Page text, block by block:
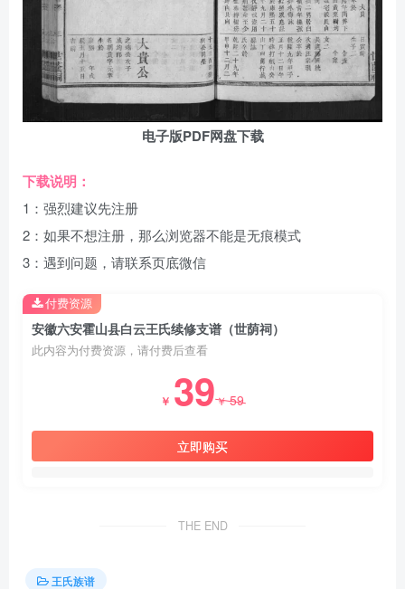
电子版PDF网盘下载
下载说明：
1：强烈建议先注册
2：如果不想注册，那么浏览器不能是无痕模式
3：遇到问题，请联系页底微信
安徽六安霍山县白云王氏续修支谱（世荫祠）
此内容为付费资源，请付费后查看
￥ 39￥59
立即购买
付费资源
THE END
王氏族谱